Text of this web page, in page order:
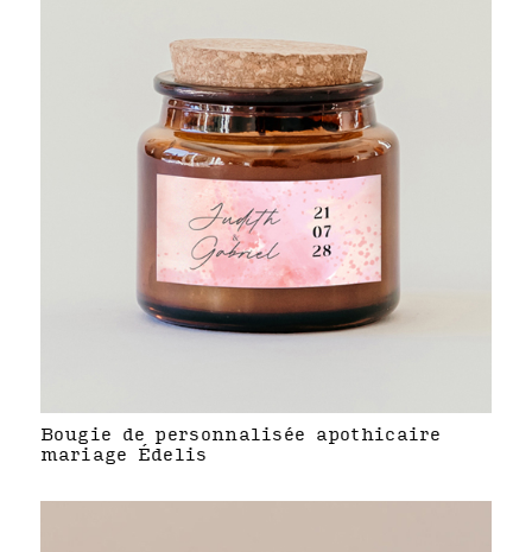
Bougie de personnalisée apothicaire
mariage Édelis